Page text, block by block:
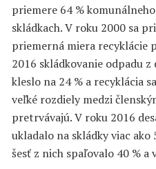
priemere 64 %
skládkach. V roku 2000 sa
priemerná miera recyklácie
2016 skládkovanie odpadu
kleslo na 24 % a recyklácia
veľké rozdiely medzi
pretrvávajú. V roku 2016
ukladalo na skládky viac
šesť z nich spaľovalo 40 % a